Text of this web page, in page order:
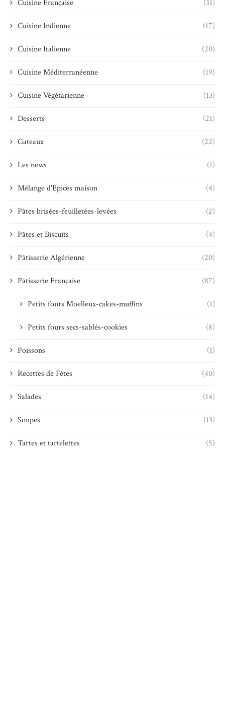
Cuisine Française (31)
Cuisine Indienne (17)
Cuisine Italienne (20)
Cuisine Méditerranéenne (19)
Cuisine Végétarienne (13)
Desserts (21)
Gateaux (22)
Les news (1)
Mélange d'Epices maison (4)
Pâtes brisées-feuilletées-levées (2)
Pâtes et Biscuits (4)
Pâtisserie Algérienne (20)
Pâtisserie Française (87)
Petits fours Moelleux-cakes-muffins (1)
Petits fours secs-sablés-cookies (8)
Poissons (1)
Recettes de Fêtes (40)
Salades (14)
Soupes (13)
Tartes et tartelettes (5)